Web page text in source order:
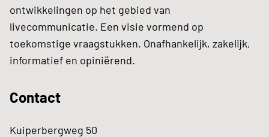
ontwikkelingen op het gebied van
livecommunicatie. Een visie vormend op
toekomstige vraagstukken. Onafhankelijk, zakelijk,
informatief en opiniërend.
Contact
Kuiperbergweg 50